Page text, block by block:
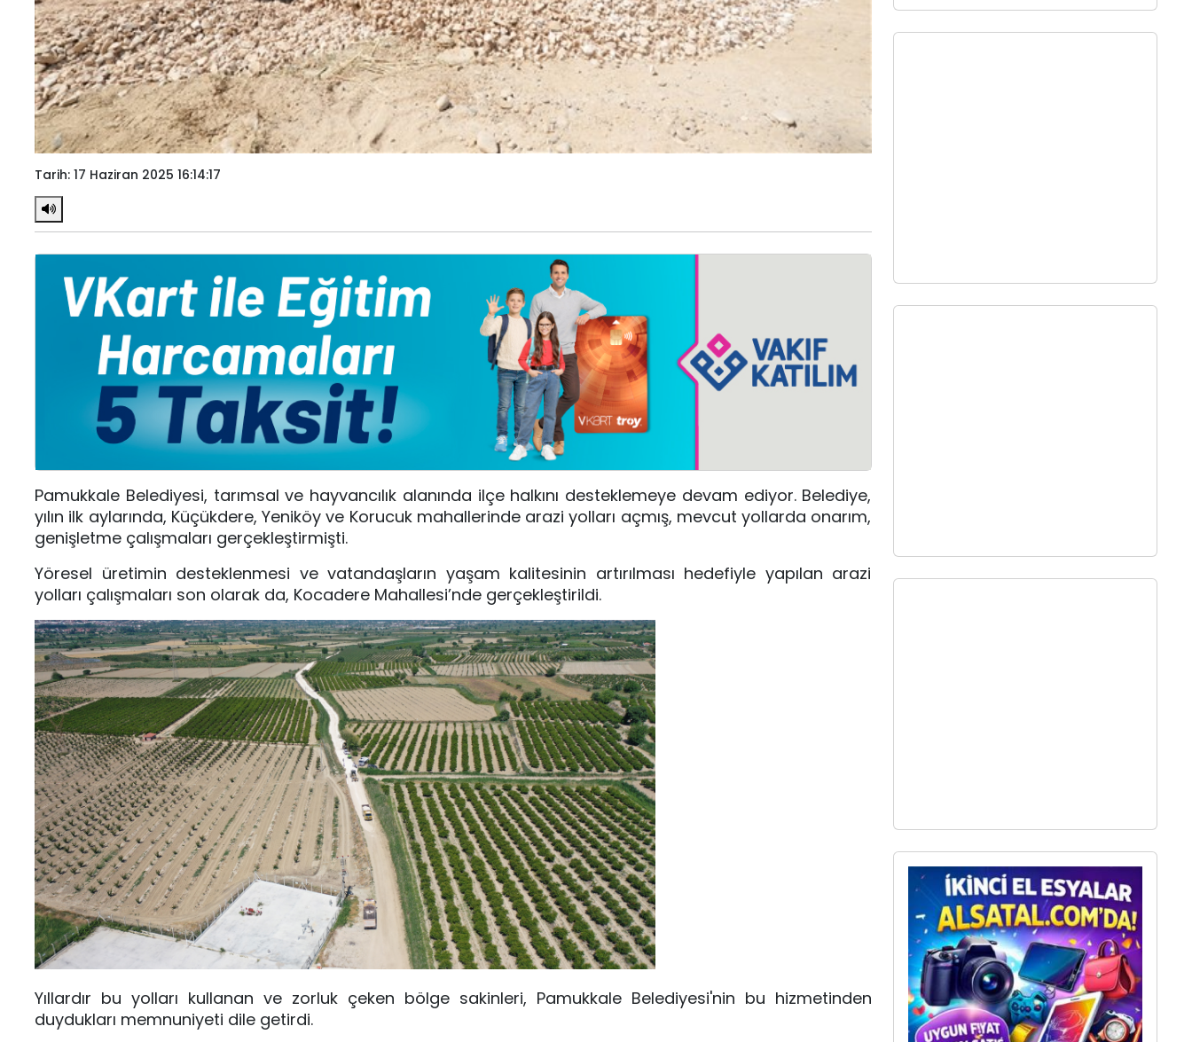
Tarih: 17 Haziran 2025 16:14:17
Pamukkale Belediyesi, tarımsal ve hayvancılık alanında ilçe halkını desteklemeye devam ediyor. Belediye,
yılın ilk aylarında, Küçükdere, Yeniköy ve Korucuk mahallerinde arazi yolları açmış, mevcut yollarda onarım,
genişletme çalışmaları gerçekleştirmişti.
Yöresel üretimin desteklenmesi ve vatandaşların yaşam kalitesinin artırılması hedefiyle yapılan arazi
yolları çalışmaları son olarak da, Kocadere Mahallesi’nde gerçekleştirildi.
Yıllardır bu yolları kullanan ve zorluk çeken bölge sakinleri, Pamukkale Belediyesi'nin bu hizmetinden
duydukları memnuniyeti dile getirdi.